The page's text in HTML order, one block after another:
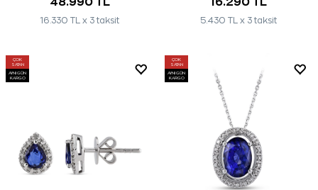
16.330 TL x 3 taksit 5.430 TL x 3 taksit
ÇOK
SATAN
AYNI GÜN
KARGO
ÇOK
SATAN
AYNI GÜN
KARGO